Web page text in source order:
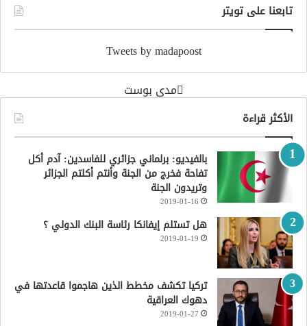
تابعنا على تويتر
Tweets by madapoost
‏مدى بوست‏
الأكثر قراءة
بالفيديو: برلماني جزائري للفاسدين: آدم أكل
تفاحة فخرج من الجنة وأنتم أكلتم الجزائر
وتريدون الجنة
2019-01-16
هل تستلم إيفانكا رئاسة البنك الدولي ؟
2019-01-19
تركيا تكشف مخطط الذين هاجموا قاعدتها في
دهوك العراقية
2019-01-27